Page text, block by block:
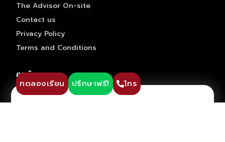
The Advisor On-site
Contact us
Privacy Policy
Terms and Conditions
คอร์สของเรา
Pre-GED
ทดลองเรียน ปรึกษาฟรี! โทร
ปรึกษาวางแผนการเรียน ฟรี !!